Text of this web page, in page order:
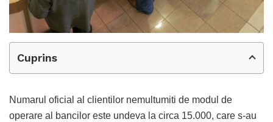
Cuprins
Numarul oficial al clientilor nemultumiti de modul de
operare al bancilor este undeva la circa 15.000, care s-au